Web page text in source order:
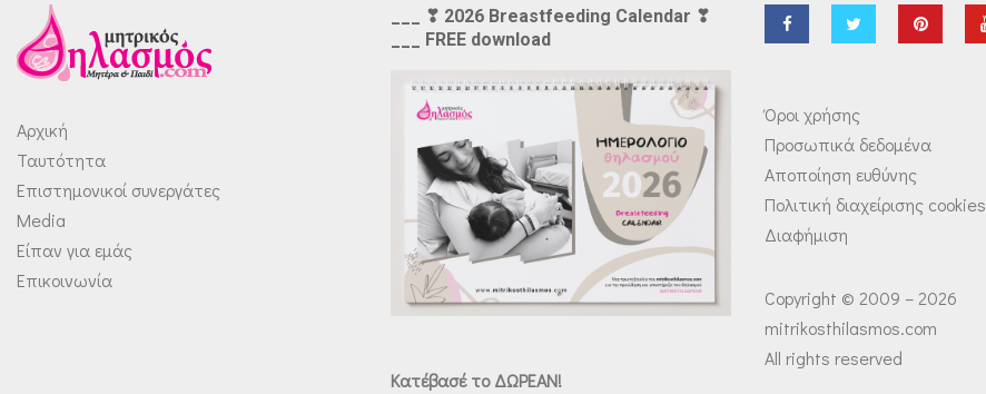
Αρχική
Ταυτότητα
Επιστημονικοί συνεργάτες
Media
Είπαν για εμάς
Επικοινωνία
___ ❣ 2026 Breastfeeding Calendar ❣
___ FREE download
Κατέβασέ το ΔΩΡΕΑΝ!
Όροι χρήσης
Προσωπικά δεδομένα
Αποποίηση ευθύνης
Πολιτική διαχείρισης cookies
Διαφήμιση
Copyright © 2009 – 2026
mitrikosthilasmos.com
All rights reserved